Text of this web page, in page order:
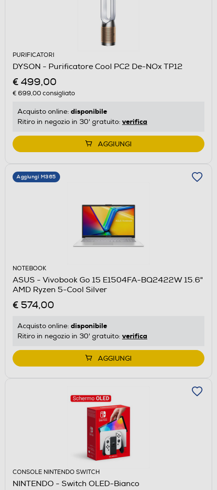
PURIFICATORI
DYSON - Purificatore Cool PC2 De-NOx TP12
€ 499,00
€ 699,00consigliato
Acquisto online: disponibile
Ritiro in negozio in 30' gratuito: verifica
AGGIUNGI
Aggiungi M365
NOTEBOOK
ASUS - Vivobook Go 15 E1504FA-BQ2422W 15.6"
AMD Ryzen 5-Cool Silver
€ 574,00
Acquisto online: disponibile
Ritiro in negozio in 30' gratuito: verifica
AGGIUNGI
CONSOLE NINTENDO SWITCH
NINTENDO - Switch OLED-Bianco